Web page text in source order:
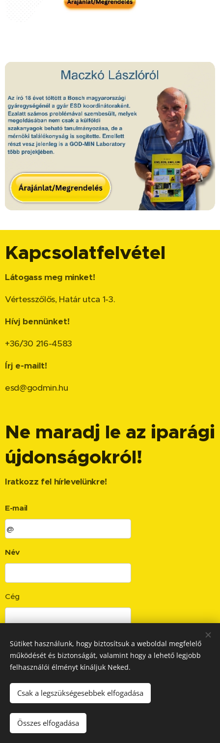
Kapcsolatfelvétel
Látogass meg minket!
Vértesszőlős, Határ utca 1-3.
Hívj bennünket!
+36/30 216-4583
Írj e-mailt!
esd@godmin.hu
Ne maradj le az iparági
újdonságokról!
Iratkozz fel hírlevelünkre!
E-mail
Név
Cég
Küldés
© 2024GOD-MIN Mérnöki Kft., minden jog fenntartva
/ Felnőttképzési nyilvántartási szám: B/2022/000540 /
/Adatvédelmi tájékoztató
Sütiket használunk, hogy biztosítsuk a weboldal megfelelő
működését és biztonságát, valamint hogy a lehető legjobb
felhasználói élményt kínáljuk Neked.
Csak a legszükségesebbek elfogadása
Összes elfogadása